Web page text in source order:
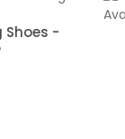
Shoes -